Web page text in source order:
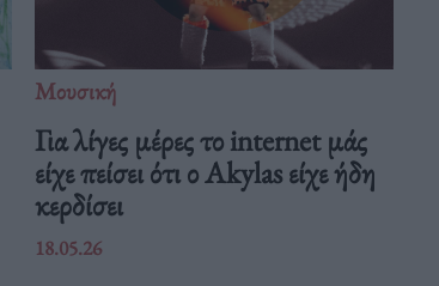
Μουσική
Για λίγες μέρες το internet μάς
είχε πείσει ότι ο Akylas είχε ήδη
κερδίσει
18.05.26